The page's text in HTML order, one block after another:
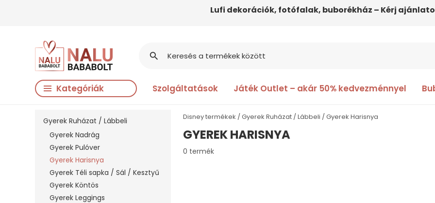
Lufi dekorációk, fotófalak, buborékház – Kérj
Kategóriák Szolgáltatások Játék Outlet – akár 50% kedvezménnyel
search
Gyerek Ruházat / Lábbeli
Gyerek Nadrág
Gyerek Pulóver
Gyerek Harisnya
Gyerek Téli sapka / Sál / Kesztyű
Gyerek Köntös
Gyerek Leggings
Disney termékek Gyerek Ruházat / Lábbeli Gyerek Harisnya
GYEREK HARISNYA
0 termék